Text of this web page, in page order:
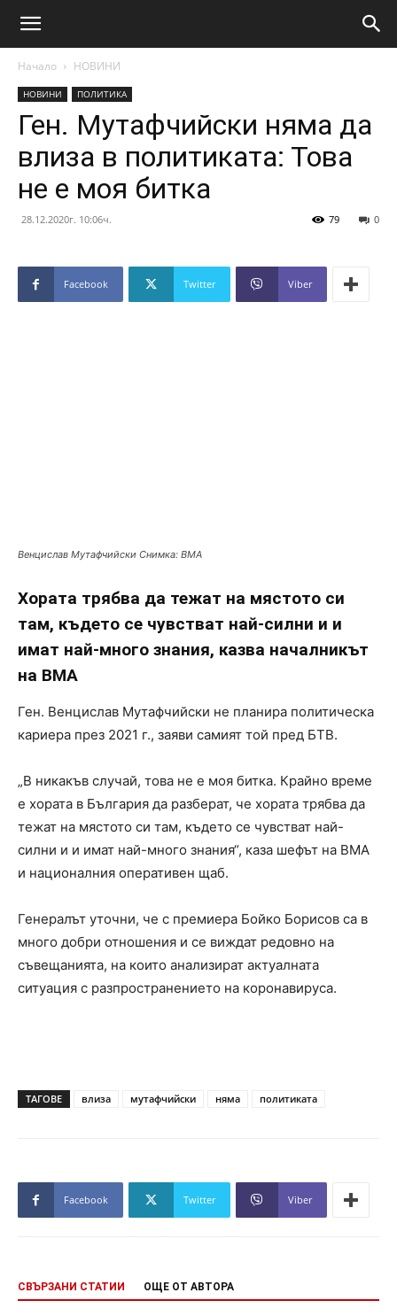
Начало НОВИНИ
НОВИНИ ПОЛИТИКА
Ген. Мутафчийски няма да
влиза в политиката: Това
не е моя битка
28.12.2020г. 10:06ч. 0
79
Facebook Twitter Viber
Венцислав Мутафчийски Снимка: ВМА
Хората трябва да тежат на мястото си
там, където се чувстват най-силни и и
имат най-много знания, казва началникът
на ВМА
Ген. Венцислав Мутафчийски не планира политическа
кариера през 2021 г., заяви самият той пред БТВ.
„В никакъв случай, това не е моя битка. Крайно време
е хората в България да разберат, че хората трябва да
тежат на мястото си там, където се чувстват най-
силни и и имат най-много знания“, каза шефът на ВМА
и националния оперативен щаб.
Генералът уточни, че с премиера Бойко Борисов са в
много добри отношения и се виждат редовно на
съвещанията, на които анализират актуалната
ситуация с разпространението на коронавируса.
ТАГОВЕ влиза мутафчийски няма политиката
Facebook Twitter Viber
СВЪРЗАНИ СТАТИИ ОЩЕ ОТ АВТОРА